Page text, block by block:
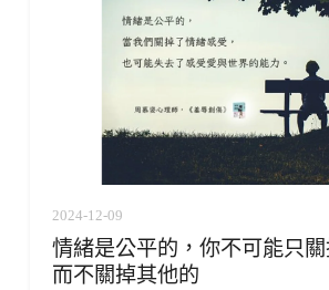
2024-12-09
情緒是公平的，你不可能只
而不關掉其他的